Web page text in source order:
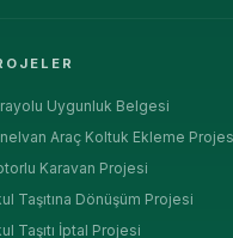
Uygunluk Belgesi
Araç Koltuk Ekleme
Karavan Projesi
Taşıtına Dönüşüm Projesi
Taşıtı İptal Projesi